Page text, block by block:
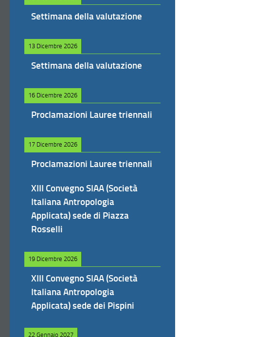
Settimana della valutazione
13 Dicembre 2026
Settimana della valutazione
16 Dicembre 2026
Proclamazioni Lauree triennali
17 Dicembre 2026
Proclamazioni Lauree triennali
XIII Convegno SIAA (Società
Italiana Antropologia
Applicata) sede di Piazza
Rosselli
19 Dicembre 2026
XIII Convegno SIAA (Società
Italiana Antropologia
Applicata) sede dei Pispini
22 Gennaio 2027